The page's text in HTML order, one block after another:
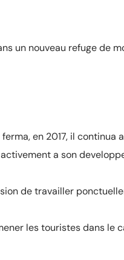
un nouveau refuge de
en 2017, il
a son
de travailler
les touristes dans le